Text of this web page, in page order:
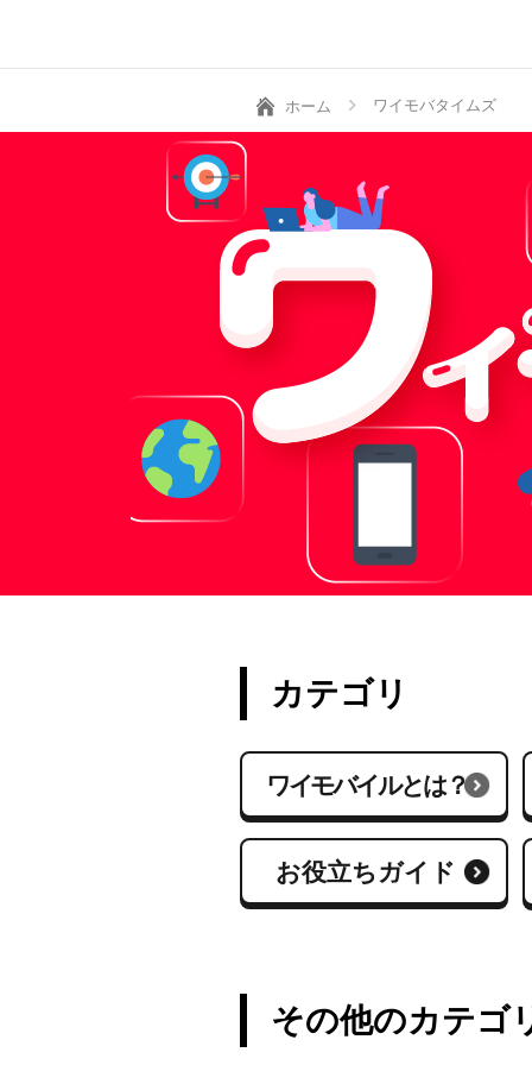
ホーム ワイモバタイムズ
カテゴリ
ワイモバイルとは？
お役立ちガイド
その他のカテゴ